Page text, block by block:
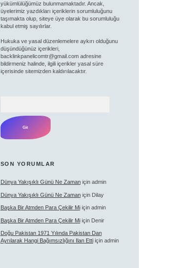
yükümlülüğümüz bulunmamaktadır. Ancak,
üyelerimiz yazdıkları içeriklerin sorumluluğunu
taşımakta olup, siteye üye olarak bu sorumluluğu
kabul etmiş sayılırlar.
Hukuka ve yasal düzenlemelere aykırı olduğunu
düşündüğünüz içerikleri,
backlinkpanelicomtr@gmail.comadresine
bildirmeniz halinde, ilgili içerikler yasal süre
içerisinde sitemizden kaldırılacaktır.
SON YORUMLAR
Dünya Yakışıklı Günü Ne Zamaniçin admin
Dünya Yakışıklı Günü Ne Zamaniçin Dilay
Başka Bir Atmden Para Çekilir Miiçin admin
Başka Bir Atmden Para Çekilir Miiçin Denir
Doğu Pakistan 1971 Yılında Pakistan Dan
Ayrılarak Hangi Bağımsızlığını Ilan Ettiiçin admin